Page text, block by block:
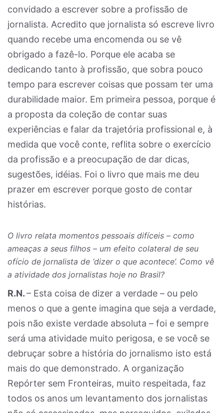
convidado a escrever sobre a profissão de
jornalista. Acredito que jornalista só escreve livro
quando recebe uma encomenda ou se vê
obrigado a fazê-lo. Porque ele acaba se
dedicando tanto à profissão, que sobra pouco
tempo para escrever coisas que possam ter uma
durabilidade maior. Em primeira pessoa, porque é
a proposta da coleção de contar suas
experiências e falar da trajetória profissional e, à
medida que você conte, reflita sobre o exercício
da profissão e a preocupação de dar dicas,
sugestões, idéias. Foi o livro que mais me deu
prazer em escrever porque gosto de contar
histórias.
O livro relata momentos pessoais difíceis – como
ameaças a seus filhos – um efeito colateral de seu
ofício de jornalista de ‘dizer o que acontece’. Como vê
a atividade dos jornalistas hoje no Brasil?
R.N.– Esta coisa de dizer a verdade – ou pelo
menos o que a gente imagina que seja a verdade,
pois não existe verdade absoluta – foi e sempre
será uma atividade muito perigosa, e se você se
debruçar sobre a história do jornalismo isto está
mais do que demonstrado. A organização
Repórter sem Fronteiras, muito respeitada, faz
todos os anos um levantamento dos jornalistas